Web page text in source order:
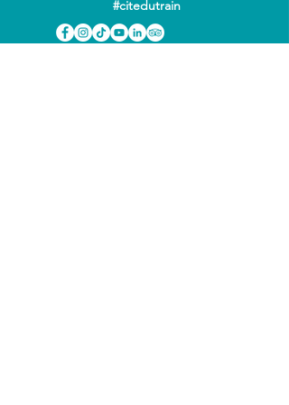
#citedutrain